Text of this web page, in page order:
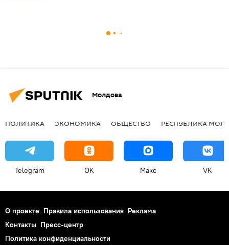
Молдова
ПОЛИТИКА ЭКОНОМИКА ОБЩЕСТВО РЕСПУБЛИКА
Telegram OK Макс VK
О проекте Правила использования Реклама
Контакты Пресс-центр
Политика конфиденциальности